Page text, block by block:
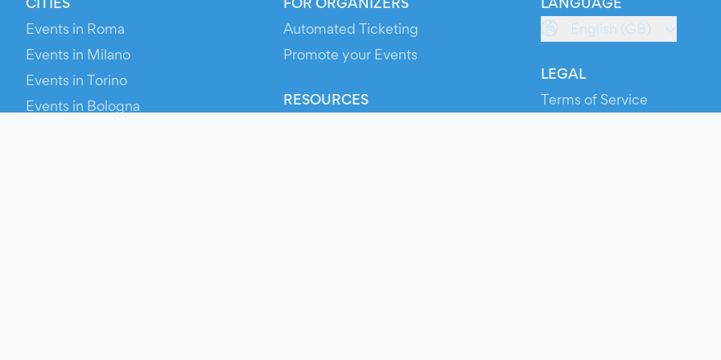
Events in Roma
Events in Milano
Events in Torino
Events in Bologna
Automated Ticketing
Promote your Events
RESOURCES
English (GB)
LEGAL
Terms of Service